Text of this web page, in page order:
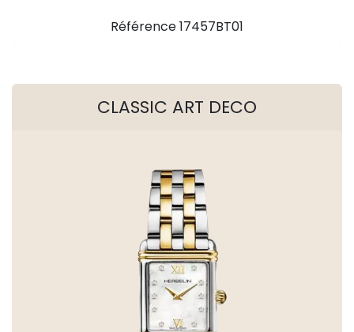
Référence 17457BT01
CLASSIC ART DECO